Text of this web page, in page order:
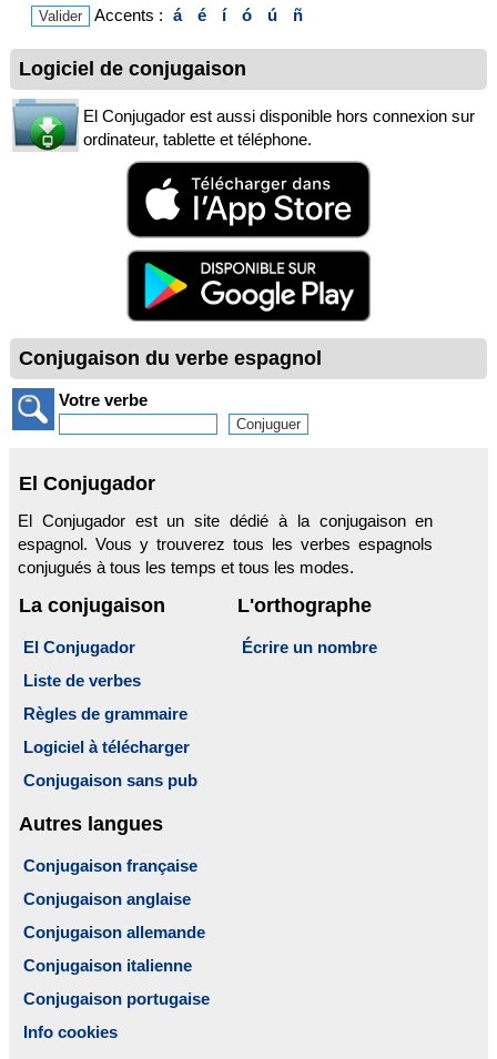
Accents : á é í ó ú ñ
Logiciel de conjugaison
El Conjugador est aussi disponible hors connexion sur
ordinateur, tablette et téléphone.
Conjugaison du verbe espagnol
Votre verbe
El Conjugador
El Conjugador est un site dédié à la conjugaison en
espagnol. Vous y trouverez tous les verbes espagnols
conjugués à tous les temps et tous les modes.
La conjugaison
El Conjugador
Liste de verbes
Règles de grammaire
Logiciel à télécharger
Conjugaison sans pub
L'orthographe
Écrire un nombre
Autres langues
Conjugaison française
Conjugaison anglaise
Conjugaison allemande
Conjugaison italienne
Conjugaison portugaise
Info cookies